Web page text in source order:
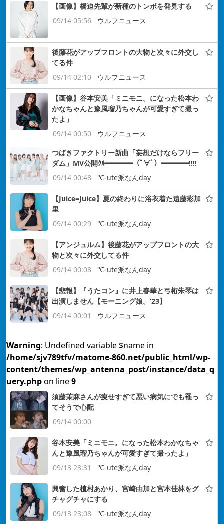
【画像】橋迫先輩が新種のトンボを発見する
09/14 05:56
ウルフニュース
後藤花がアップフロントの大物と次々に外交し
てる件
09/14 02:10
ウルフニュース
【画像】谷本安美「ミニモニ。になった松本わ
かなちゃんと豫風瑠乃ちゃんが可愛すぎて撮っ
たよ」
09/14 00:50
ウルフニュース
つばきファクトリー新曲「妄想だけならフリー
ダム」MV公開ｸﾙ━━━━（ﾟ∀ﾟ）━━━━!!!!
09/14 00:48
℃-ute派なんday
【Juice=Juice】夏の終わりに浴衣着た遠藤彩加
里
09/14 00:29
℃-ute派なんday
【アンジュルム】後藤花がアップフロントの大
物と次々に外交してる件
09/14 00:08
℃-ute派なんday
【悲報】『うたコン』に井上春華と弓桁朱琴は
出演しません【モーニング娘。’23】
09/14 00:01
ウルフニュース
Warning: Undefined variable $name in
/home/sjv789tfv/matome-860.net/public_html/wp-
content/themes/wp_antenna_post/instance/data_q
uery.phpon line9
須藤茉麻さんが痩せすぎて悪い病気にでも罹っ
てそうで心配
09/14 00:00
谷本安美「ミニモニ。になった松本わかなちゃ
んと豫風瑠乃ちゃんが可愛すぎて撮ったよ」
09/13 23:31
℃-ute派なんday
興奮した植村あかり、宮崎由加と宮本佳林をグ
チャグチャにする
09/13 23:08
℃-ute派なんday